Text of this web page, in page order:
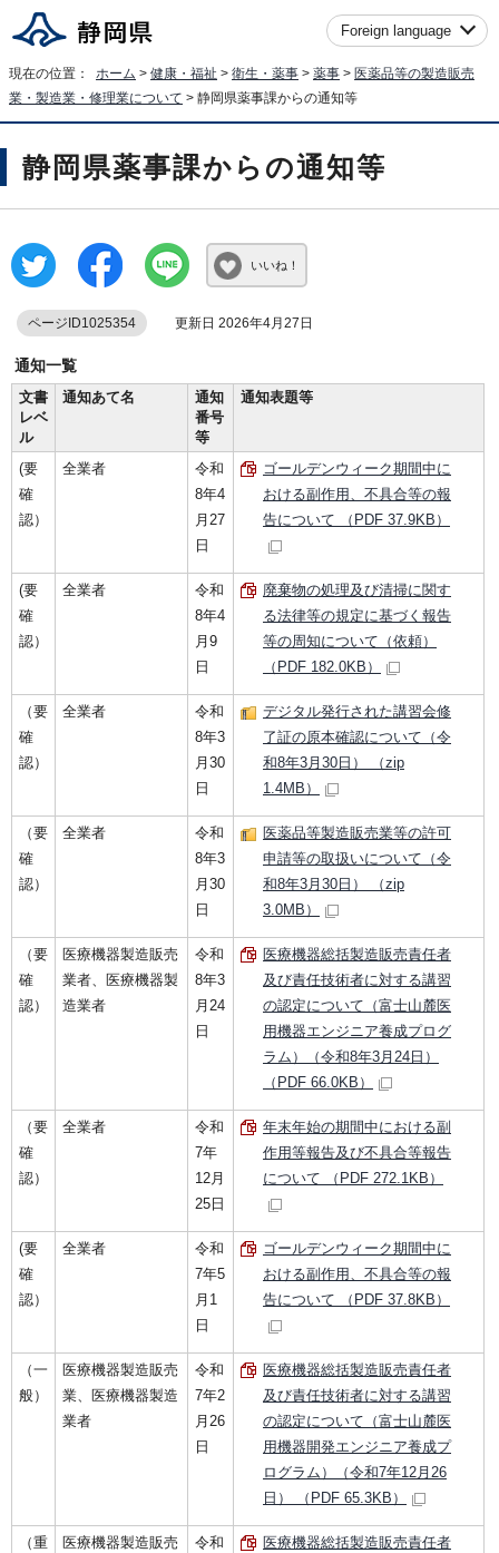
Foreign language
現在の位置： ホーム > 健康・福祉 > 衛生・薬事 > 薬事 > 医薬品等の製造販売
業・製造業・修理業について > 静岡県薬事課からの通知等
静岡県薬事課からの通知等
いいね！
ページID1025354 更新日 2026年4月27日
通知一覧
文書
レベ
ル
通知あて名
通知
番号
等
通知表題等
(要
確
認）
全業者
令和
8年4
月27
日
ゴールデンウィーク期間中に
おける副作用、不具合等の報
告について （PDF 37.9KB）
(要
確
認）
全業者
令和
8年4
月9
日
廃棄物の処理及び清掃に関す
る法律等の規定に基づく報告
等の周知について（依頼）
（PDF 182.0KB）
（要
確
認）
全業者
令和
8年3
月30
日
デジタル発行された講習会修
了証の原本確認について（令
和8年3月30日） （zip
1.4MB）
（要
確
認）
全業者
令和
8年3
月30
日
医薬品等製造販売業等の許可
申請等の取扱いについて（令
和8年3月30日） （zip
3.0MB）
（要
確
認）
医療機器製造販売
業者、医療機器製
造業者
令和
8年3
月24
日
医療機器総括製造販売責任者
及び責任技術者に対する講習
の認定について（富士山麓医
用機器エンジニア養成プログ
ラム）（令和8年3月24日）
（PDF 66.0KB）
（要
確
認）
全業者
令和
7年
12月
25日
年末年始の期間中における副
作用等報告及び不具合等報告
について （PDF 272.1KB）
(要
確
認）
全業者
令和
7年5
月1
日
ゴールデンウィーク期間中に
おける副作用、不具合等の報
告について （PDF 37.8KB）
（一
般）
医療機器製造販売
業、医療機器製造
業者
令和
7年2
月26
日
医療機器総括製造販売責任者
及び責任技術者に対する講習
の認定について（富士山麓医
用機器開発エンジニア養成プ
ログラム）（令和7年12月26
日） （PDF 65.3KB）
（重
医療機器製造販売
令和
医療機器総括製造販売責任者